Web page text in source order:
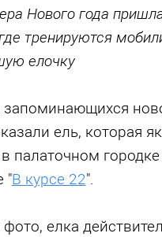
Нового года
тренируются
елочку
запоминающихся
ель, которая
палаточном
"В курсе 22".
фото, елка